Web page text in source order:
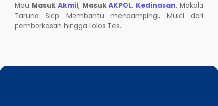
Mau Masuk Akmil, Masuk AKPOL, Kedinasan, Makala
Taruna Siap Membantu mendampingi, Mulai dari
pemberkasan hingga Lolos Tes.